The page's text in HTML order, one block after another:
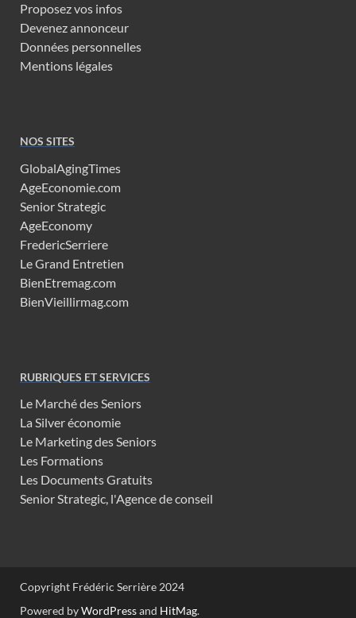
Proposez vos infos
Devenez annonceur
Données personnelles
Mentions légales
NOS SITES
GlobalAgingTimes
AgeEconomie.com
Senior Strategic
AgeEconomy
FredericSerriere
Le Grand Entretien
BienEtremag.com
BienVieillirmag.com
RUBRIQUES ET SERVICES
Le Marché des Seniors
La Silver économie
Le Marketing des Seniors
Les Formations
Les Documents Gratuits
Senior Strategic, l'Agence de conseil
Copyright Frédéric Serrière 2024
Powered byWordPressand HitMag.